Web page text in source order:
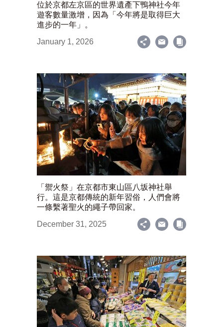
位於京都左京區的世界遺產下鴨神社今年
遊客數量激增，因為「今年將是取得巨大
進步的一年」。
January 1, 2026
「禦火祭」在京都市東山區八坂神社舉
行。這是京都傳統的新年習俗，人們會將
一條繫著聖火的繩子帶回家。
December 31, 2025